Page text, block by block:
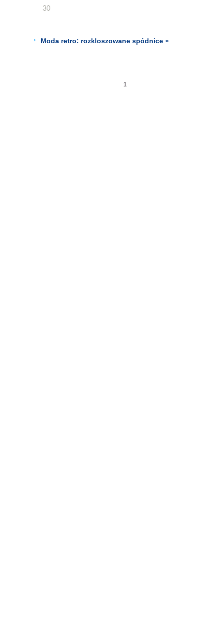
30
Moda retro: rozkloszowane spódnice »
1